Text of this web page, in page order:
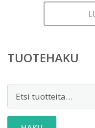
TUOTEHAKU